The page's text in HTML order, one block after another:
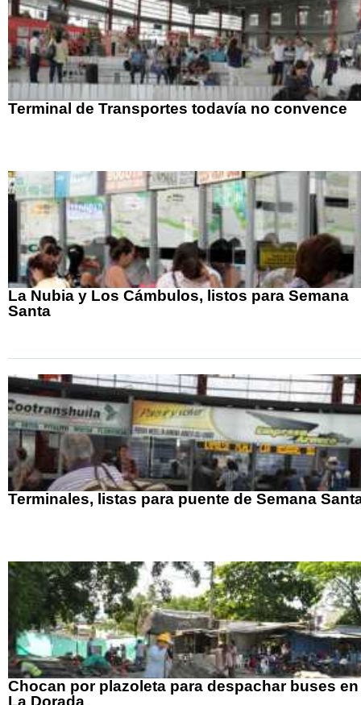
Terminal de Transportes todavía no convence
La Nubia y Los Cámbulos, listos para Semana
Santa
Terminales, listas para puente de Semana
Chocan por plazoleta para despachar buses en